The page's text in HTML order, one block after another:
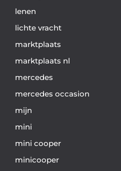
lenen
lichte vracht
marktplaats
marktplaats nl
mercedes
mercedes occasion
mijn
mini
mini cooper
minicooper